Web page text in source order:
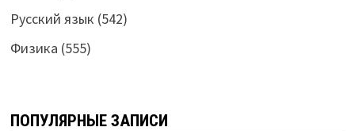
Русский язык (542)
Физика (555)
ПОПУЛЯРНЫЕ ЗАПИСИ